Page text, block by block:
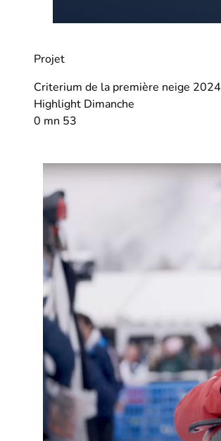
Projet
Criterium de la première neige 2024
Highlight Dimanche
0 mn 53